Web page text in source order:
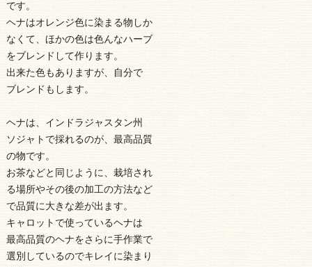
です。
ヘナはオレンジ色に染まる物しか
なくて、ほかの色は色んなハーブ
をブレンドして作ります。
出来た色もありますが、自分で
ブレンドもします。
ヘナは、インドラジャスタン州
ソジャトで採れるのが、最高品質
の物です。
お茶などと同じように、栽培され
る場所やその後の加工の方法など
で品質に大きな差が出ます。
キャロットで使っているヘナは
最高品質のヘナをさらに手作業で
選別しているのでキレイに染まり